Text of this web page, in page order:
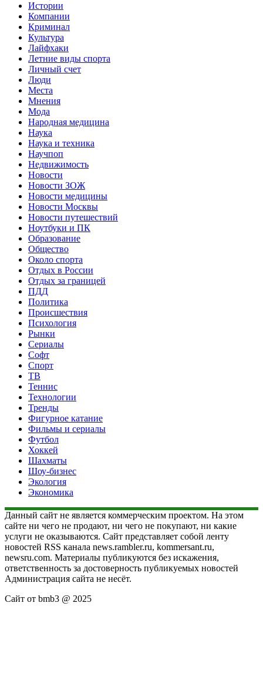
Истории
Компании
Криминал
Культура
Лайфхаки
Летние виды спорта
Личный счет
Люди
Места
Мнения
Мода
Народная медицина
Наука
Наука и техника
Научпоп
Недвижимость
Новости
Новости ЗОЖ
Новости медицины
Новости Москвы
Новости путешествий
Ноутбуки и ПК
Образование
Общество
Около спорта
Отдых в России
Отдых за границей
ПДД
Политика
Происшествия
Психология
Рынки
Сериалы
Софт
Спорт
ТВ
Теннис
Технологии
Тренды
Фигурное катание
Фильмы и сериалы
Футбол
Хоккей
Шахматы
Шоу-бизнес
Экология
Экономика
Данный сайт не является коммерческим проектом. На этом
сайте ни чего не продают, ни чего не покупают, ни какие
услуги не оказываются. Сайт представляет собой ленту
новостей RSS канала news.rambler.ru, kommersant.ru,
newsru.com. Материалы публикуются без искажения,
ответственность за достоверность публикуемых новостей
Администрация сайта не несёт.
Сайт от bmb3 @ 2025